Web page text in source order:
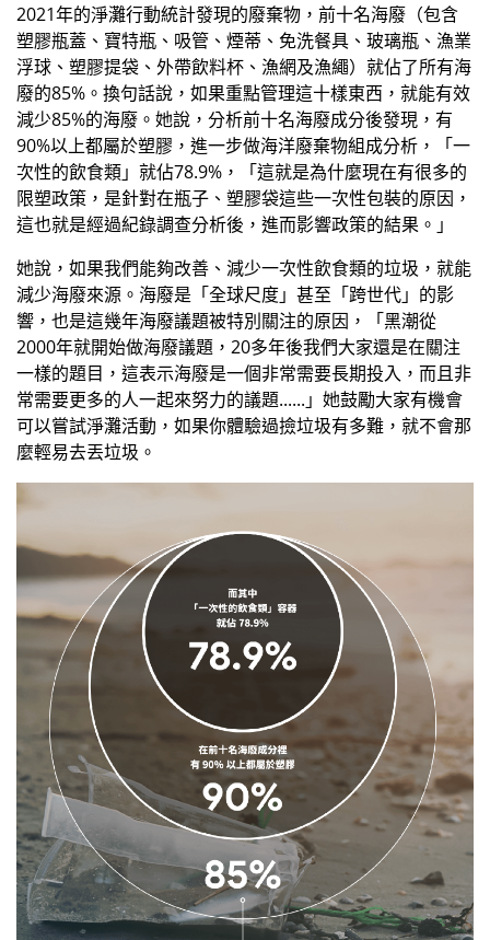
2021年的淨灘行動統計發現的廢棄物，前十名海廢（包含
塑膠瓶蓋、寶特瓶、吸管、煙蒂、免洗餐具、玻璃瓶、漁業
浮球、塑膠提袋、外帶飲料杯、漁網及漁繩）就佔了所有海
廢的85%。換句話說，如果重點管理這十樣東西，就能有效
減少85%的海廢。她說，分析前十名海廢成分後發現，有
90%以上都屬於塑膠，進一步做海洋廢棄物組成分析，「一
次性的飲食類」就佔78.9%，「這就是為什麼現在有很多的
限塑政策，是針對在瓶子、塑膠袋這些一次性包裝的原因，
這也就是經過紀錄調查分析後，進而影響政策的結果。」
她說，如果我們能夠改善、減少一次性飲食類的垃圾，就能
減少海廢來源。海廢是「全球尺度」甚至「跨世代」的影
響，也是這幾年海廢議題被特別關注的原因，「黑潮從
2000年就開始做海廢議題，20多年後我們大家還是在關注
一樣的題目，這表示海廢是一個非常需要長期投入，而且非
常需要更多的人一起來努力的議題......」她鼓勵大家有機會
可以嘗試淨灘活動，如果你體驗過撿垃圾有多難，就不會那
麼輕易去丟垃圾。